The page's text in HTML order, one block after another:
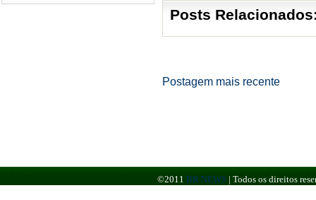
Posts
Postagem mais recente
©2011 BR NEWS | Todos os direitos